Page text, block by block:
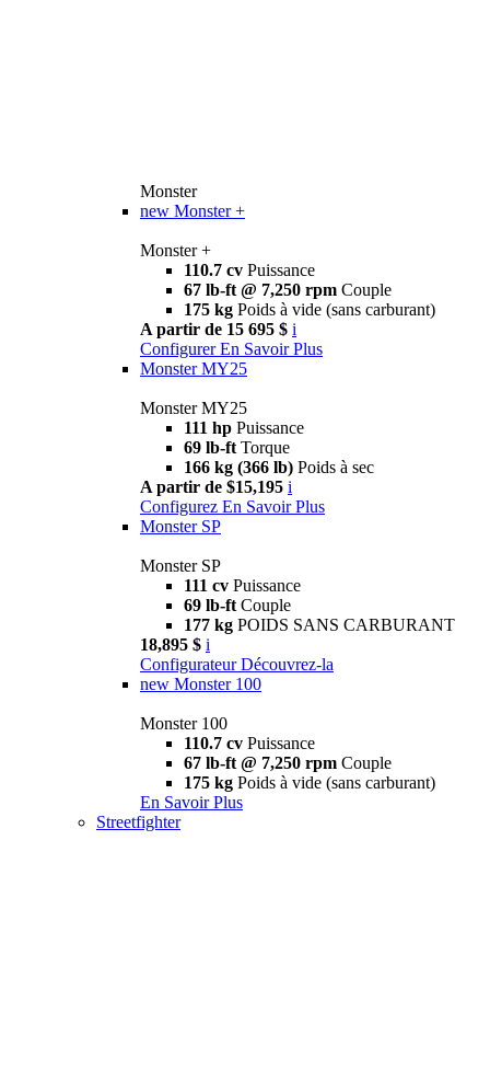
Monster
new Monster +
Monster +
110.7 cv Puissance
67 lb-ft @ 7,250 rpm Couple
175 kg Poids à vide (sans carburant)
A partir de 15 695 $ i
Configurer En Savoir Plus
Monster MY25
Monster MY25
111 hp Puissance
69 lb-ft Torque
166 kg (366 lb) Poids à sec
A partir de $15,195 i
Configurez En Savoir Plus
Monster SP
Monster SP
111 cv Puissance
69 lb-ft Couple
177 kg POIDS SANS CARBURANT
18,895 $ i
Configurateur Découvrez-la
new Monster 100
Monster 100
110.7 cv Puissance
67 lb-ft @ 7,250 rpm Couple
175 kg Poids à vide (sans carburant)
En Savoir Plus
Streetfighter